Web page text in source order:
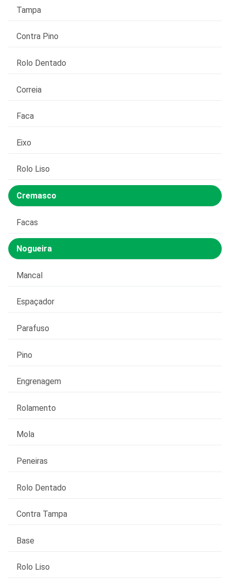
Tampa
Contra Pino
Rolo Dentado
Correia
Faca
Eixo
Rolo Liso
Cremasco
Facas
Nogueira
Mancal
Espaçador
Parafuso
Pino
Engrenagem
Rolamento
Mola
Peneiras
Rolo Dentado
Contra Tampa
Base
Rolo Liso